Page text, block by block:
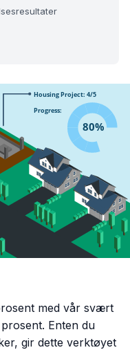
med vår svært
Enten du
gir dette verktøyet